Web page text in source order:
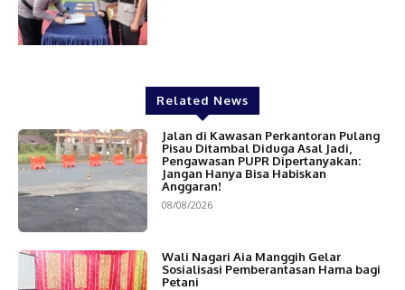
Related News
Jalan di Kawasan Perkantoran Pulang
Pisau Ditambal Diduga Asal Jadi,
Pengawasan PUPR Dipertanyakan:
Jangan Hanya Bisa Habiskan
Anggaran!
08/08/2026
Wali Nagari Aia Manggih Gelar
Sosialisasi Pemberantasan Hama bagi
Petani